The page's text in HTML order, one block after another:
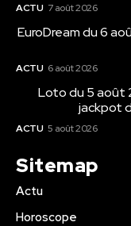
ACTU 7 août 2026
EuroDream du 6
ACTU 6 août 2026
Loto du 5 août
jackpot
ACTU 5 août 2026
Sitemap
Actu
Horoscope